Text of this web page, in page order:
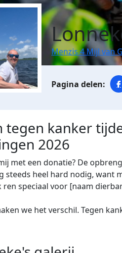
Menzis 4 Mijl van
tegen kanker
2026
met een donatie? De
steeds heel hard nodig, want
ren speciaal voor [naam
we het verschil. Tegen